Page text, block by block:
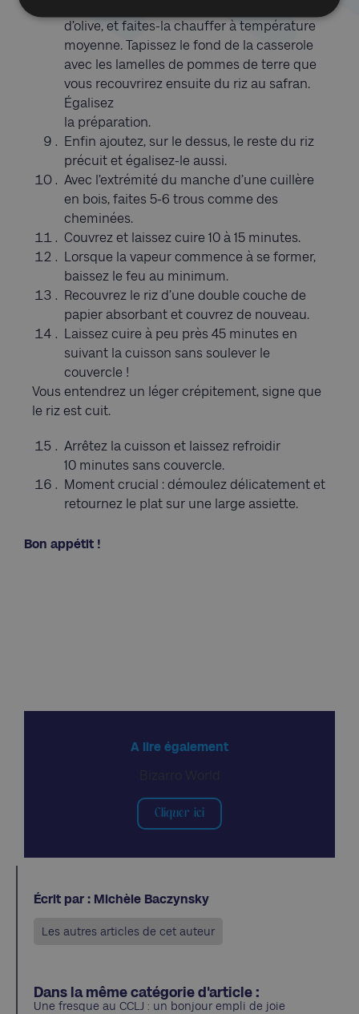
d’olive, et faites-la chauffer à température
moyenne. Tapissez le fond de la casserole
avec les lamelles de pommes de terre que
vous recouvrirez ensuite du riz au safran.
Égalisez
la préparation.
Enfin ajoutez, sur le dessus, le reste du riz
précuit et égalisez-le aussi.
Avec l’extrémité du manche d’une cuillère
en bois, faites 5-6 trous comme des
cheminées.
Couvrez et laissez cuire 10 à 15 minutes.
Lorsque la vapeur commence à se former,
baissez le feu au minimum.
Recouvrez le riz d’une double couche de
papier absorbant et couvrez de nouveau.
Laissez cuire à peu près 45 minutes en
suivant la cuisson sans soulever le
couvercle !
Vous entendrez un léger crépitement, signe que
le riz est cuit.
Arrêtez la cuisson et laissez refroidir
10 minutes sans couvercle.
Moment crucial : démoulez délicatement et
retournez le plat sur une large assiette.
Bon appétit !
A lire également
Cliquer ici
Écrit par : Michèle Baczynsky
Les autres articles de cet auteur
Dans la même catégorie d'article :
Une fresque au CCLJ : un bonjour empli de joie